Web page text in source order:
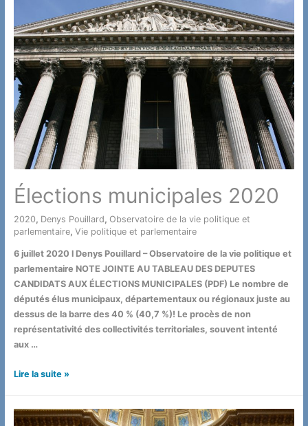
un
parti
politique
est
toujours
un
objet
de
curiosité…
Élections municipales 2020
2020, Denys Pouillard, Observatoire de la vie politique et
parlementaire, Vie politique et parlementaire/ Par
6 juillet 2020 l Denys Pouillard – Observatoire de la vie politique et
parlementaire NOTE JOINTE AU TABLEAU DES DEPUTES
CANDIDATS AUX ÉLECTIONS MUNICIPALES (PDF) Le nombre de
députés élus municipaux, départementaux ou régionaux juste au
dessus de la barre des 40 % (40,7 %)! Le procès de non
représentativité des collectivités territoriales, souvent intenté
aux …
Élections
Lire la suite »